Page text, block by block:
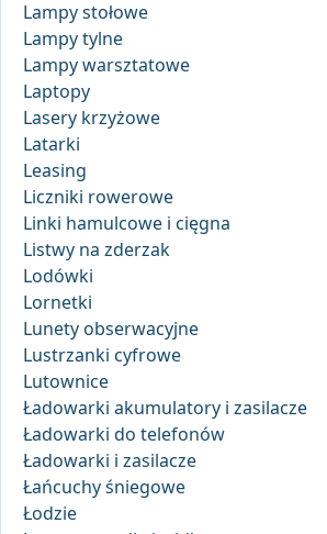
Lampy stołowe
Lampy tylne
Lampy warsztatowe
Laptopy
Lasery krzyżowe
Latarki
Leasing
Liczniki rowerowe
Linki hamulcowe i cięgna
Listwy na zderzak
Lodówki
Lornetki
Lunety obserwacyjne
Lustrzanki cyfrowe
Lutownice
Ładowarki akumulatory i zasilacze
Ładowarki do telefonów
Ładowarki i zasilacze
Łańcuchy śniegowe
Łodzie